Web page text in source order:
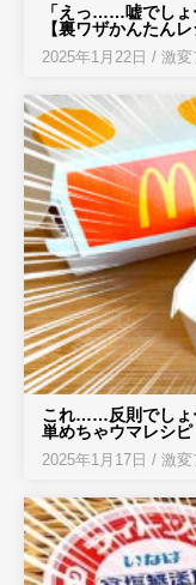
「えっ……嘘でしょ
【裏ワザかんたんレ
2025年1月22日 / 激変
これ……反則でしょ
単めちゃウマレシピ
2025年1月17日 / 激変